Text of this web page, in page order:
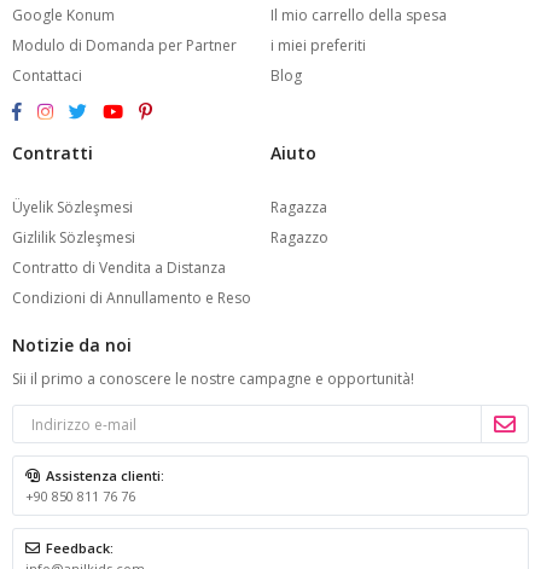
Google Konum
Modulo di Domanda per Partner
Contattaci
Il mio carrello della spesa
i miei preferiti
Blog
Contratti
Üyelik Sözleşmesi
Gizlilik Sözleşmesi
Contratto di Vendita a Distanza
Condizioni di Annullamento e Reso
Aiuto
Ragazza
Ragazzo
Notizie da noi
Sii il primo a conoscere le nostre campagne e opportunità!
Assistenza clienti:
+90 850 811 76 76
Feedback: